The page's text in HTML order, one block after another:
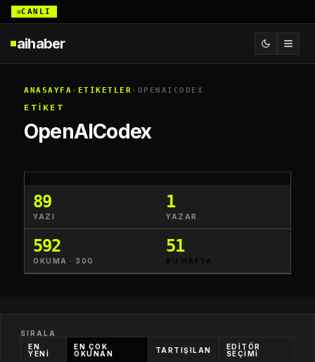
CANLI
aihaber
ANASAYFA › ETİKETLER › OPENAICODEX
ETİKET
OpenAICodex
89
YAZI
1
YAZAR
592
OKUMA · 30G
51
BU HAFTA
SIRALA
EN
YENİ
EN ÇOK
OKUNAN
TARTIŞILAN
EDİTÖR
SEÇİMİ